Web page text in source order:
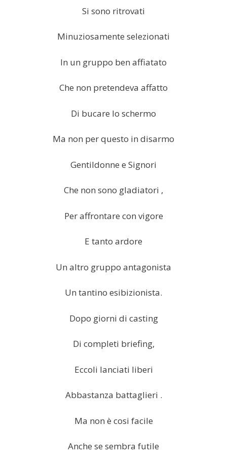
Si sono ritrovati
Minuziosamente selezionati
In un gruppo ben affiatato
Che non pretendeva affatto
Di bucare lo schermo
Ma non per questo in disarmo
Gentildonne e Signori
Che non sono gladiatori ,
Per affrontare con vigore
E tanto ardore
Un altro gruppo antagonista
Un tantino esibizionista.
Dopo giorni di casting
Di completi briefing,
Eccoli lanciati liberi
Abbastanza battaglieri .
Ma non è cosi facile
Anche se sembra futile